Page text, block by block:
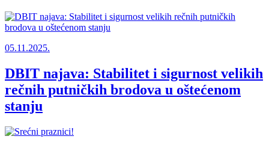
05.11.2025.
DBIT najava: Stabilitet i sigurnost velikih
rečnih putničkih brodova u oštećenom
stanju